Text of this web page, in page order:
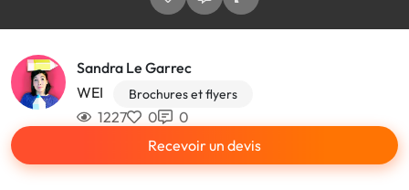
Sandra Le Garrec
WEI
Brochures et flyers
1227 0
0
Recevoir un devis